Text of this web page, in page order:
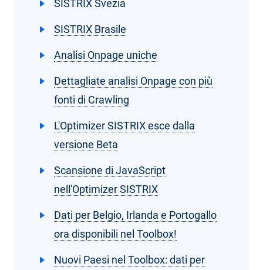
SISTRIX Svezia
SISTRIX Brasile
Analisi Onpage uniche
Dettagliate analisi Onpage con più
fonti di Crawling
L'Optimizer SISTRIX esce dalla
versione Beta
Scansione di JavaScript
nell'Optimizer SISTRIX
Dati per Belgio, Irlanda e Portogallo
ora disponibili nel Toolbox!
Nuovi Paesi nel Toolbox: dati per